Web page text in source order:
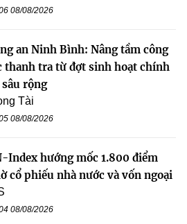
08/08/2026
an Ninh Bình: Nâng tầm công
thanh tra từ đợt sinh hoạt chính
rộng
Tài
08/08/2026
Index hướng mốc 1.800 điểm
cổ phiếu nhà nước và vốn ngoại
08/08/2026